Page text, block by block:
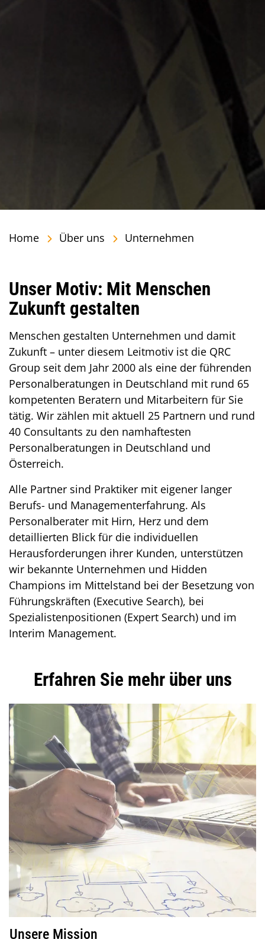
Home Über uns Unternehmen
Einleitung
Unser Motiv: Mit Menschen
Zukunft gestalten
Menschen gestalten Unternehmen und damit
Zukunft – unter diesem Leitmotiv ist die QRC
Group seit dem Jahr 2000 als eine der führenden
Personalberatungen in Deutschland mit rund 65
kompetenten Beratern und Mitarbeitern für Sie
tätig. Wir zählen mit aktuell 25 Partnern und rund
40 Consultants zu den namhaftesten
Personalberatungen in Deutschland und
Österreich.
Alle Partner sind Praktiker mit eigener langer
Berufs- und Managementerfahrung. Als
Personalberater mit Hirn, Herz und dem
detaillierten Blick für die individuellen
Herausforderungen ihrer Kunden, unterstützen
wir bekannte Unternehmen und Hidden
Champions im Mittelstand bei der Besetzung von
Führungskräften (Executive Search), bei
Spezialistenpositionen (Expert Search) und im
Interim Management.
Einleitung
Erfahren Sie mehr über uns
Unsere Mission